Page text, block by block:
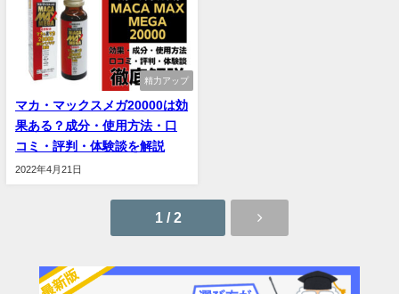
精力アップ
マカ・マックスメガ20000は効
果ある？成分・使用方法・口
コミ・評判・体験談を解説
2022年4月21日
1 / 2